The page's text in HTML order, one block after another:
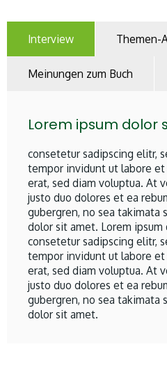
Interview Themen-
Meinungen zum Buch
Lorem ipsum dolor
consetetur sadipscing elitr,
tempor invidunt ut labore et
erat, sed diam voluptua. At
justo duo dolores et ea
gubergren, no sea takimata
dolor sit amet. Lorem ipsum
consetetur sadipscing elitr,
tempor invidunt ut labore et
erat, sed diam voluptua. At
justo duo dolores et ea
gubergren, no sea takimata
dolor sit amet.